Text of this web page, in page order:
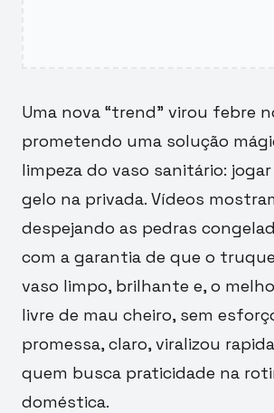
Uma nova “trend” virou febre
prometendo uma solução
limpeza do vaso sanitário:
gelo na privada. Vídeos
despejando as pedras
com a garantia de que o
vaso limpo, brilhante e, o
livre de mau cheiro, sem
promessa, claro, viralizou
quem busca praticidade na
doméstica.